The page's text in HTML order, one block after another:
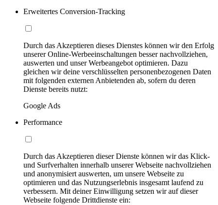
Erweitertes Conversion-Tracking
Durch das Akzeptieren dieses Dienstes können wir den Erfolg
unserer Online-Werbeeinschaltungen besser nachvollziehen,
auswerten und unser Werbeangebot optimieren. Dazu
gleichen wir deine verschlüsselten personenbezogenen Daten
mit folgenden externen Anbietenden ab, sofern du deren
Dienste bereits nutzt:
Google Ads
Performance
Durch das Akzeptieren dieser Dienste können wir das Klick-
und Surfverhalten innerhalb unserer Webseite nachvollziehen
und anonymisiert auswerten, um unsere Webseite zu
optimieren und das Nutzungserlebnis insgesamt laufend zu
verbessern. Mit deiner Einwilligung setzen wir auf dieser
Webseite folgende Drittdienste ein: